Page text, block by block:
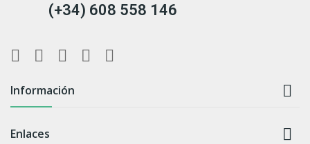
(+34) 608 558 146
Información 
Enlaces 